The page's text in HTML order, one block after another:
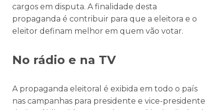
cargos em disputa. A finalidade desta
propaganda é contribuir para que a eleitora e o
eleitor definam melhor em quem vão votar.
No rádio e na TV
A propaganda eleitoral é exibida em todo o país
nas campanhas para presidente e vice-presidente